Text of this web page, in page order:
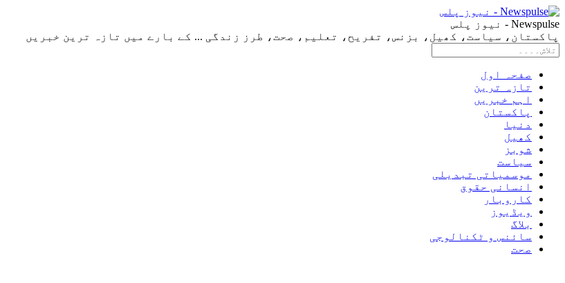
Newspulse - نیوز پلس
پاکستان، سیاست، کھیل، بزنس، تفریح، تعلیم، صحت، طرز زندگی ... کے بارے میں تازہ ترین خبریں
صفحہ اول
تازہ ترین
اہم خبریں
پاکستان
دنیا
کھیل
شوبز
سیاست
موسمیاتی تبدیلی
انسانی حقوق
کاروبار
ویڈیوز
بلاگ
سائنس و ٹکنالوجی
صحت